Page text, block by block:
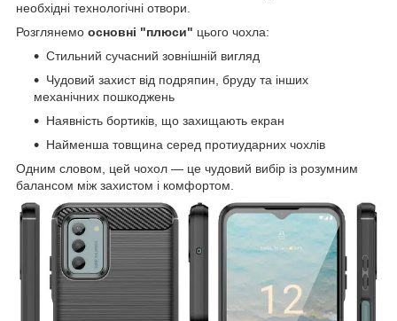
необхідні технологічні отвори.
Розглянемо основні "плюси" цього чохла:
Стильний сучасний зовнішній вигляд
Чудовий захист від подряпин, бруду та інших
механічних пошкоджень
Наявність бортиків, що захищають екран
Найменша товщина серед протиударних чохлів
Одним словом, цей чохол — це чудовий вибір із розумним
балансом між захистом і комфортом.